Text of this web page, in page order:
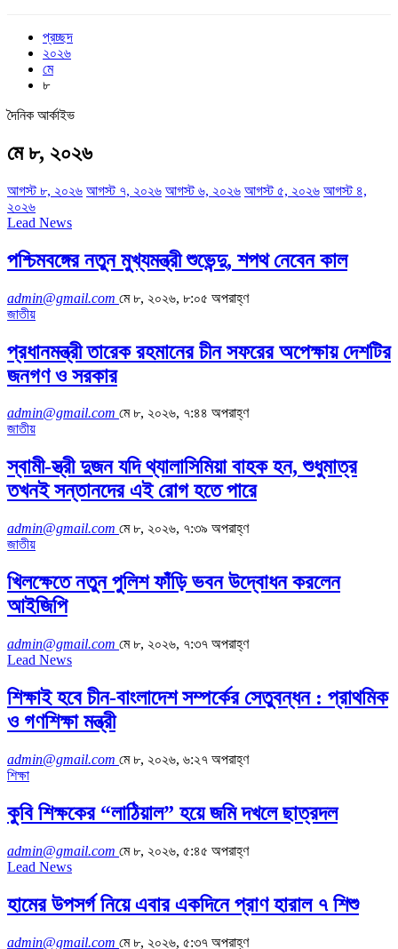
প্রচ্ছদ
২০২৬
মে
৮
দৈনিক আর্কাইভ
মে ৮, ২০২৬
আগস্ট ৮, ২০২৬ আগস্ট ৭, ২০২৬ আগস্ট ৬, ২০২৬ আগস্ট ৫, ২০২৬ আগস্ট ৪,
২০২৬
Lead News
পশ্চিমবঙ্গের নতুন মুখ্যমন্ত্রী শুভেন্দু, শপথ নেবেন কাল
admin@gmail.com মে ৮, ২০২৬, ৮:০৫ অপরাহ্ণ
জাতীয়
প্রধানমন্ত্রী তারেক রহমানের চীন সফরের অপেক্ষায় দেশটির
জনগণ ও সরকার
admin@gmail.com মে ৮, ২০২৬, ৭:৪৪ অপরাহ্ণ
জাতীয়
স্বামী-স্ত্রী দুজন যদি থ্যালাসিমিয়া বাহক হন, শুধুমাত্র
তখনই সন্তানদের এই রোগ হতে পারে
admin@gmail.com মে ৮, ২০২৬, ৭:৩৯ অপরাহ্ণ
জাতীয়
খিলক্ষেতে নতুন পুলিশ ফাঁড়ি ভবন উদ্বোধন করলেন
আইজিপি
admin@gmail.com মে ৮, ২০২৬, ৭:৩৭ অপরাহ্ণ
Lead News
শিক্ষাই হবে চীন-বাংলাদেশ সম্পর্কের সেতুবন্ধন : প্রাথমিক
ও গণশিক্ষা মন্ত্রী
admin@gmail.com মে ৮, ২০২৬, ৬:২৭ অপরাহ্ণ
শিক্ষা
কুবি শিক্ষকের “লাঠিয়াল” হয়ে জমি দখলে ছাত্রদল
admin@gmail.com মে ৮, ২০২৬, ৫:৪৫ অপরাহ্ণ
Lead News
হামের উপসর্গ নিয়ে এবার একদিনে প্রাণ হারাল ৭ শিশু
admin@gmail.com মে ৮, ২০২৬, ৫:৩৭ অপরাহ্ণ